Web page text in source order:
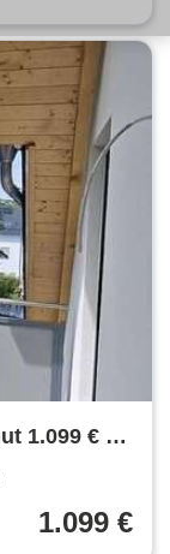
1.099 € 65
1.099 €